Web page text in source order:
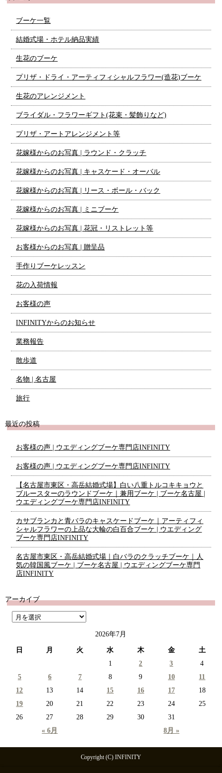
ブーケ一覧
結婚式場・ホテル納品実績
生花のブーケ
プリザ・ドライ・アーティフィシャルフラワー(造花)ブーケ
生花のアレンジメント
ブライダル・フラワーギフト(花束・髪飾りなど)
プリザ・アートアレンジメント等
花嫁様からのお写真 | ラウンド・クラッチ
花嫁様からのお写真 | キャスケード・オーバル
花嫁様からのお写真 | リース・ボール・バック
花嫁様からのお写真 | ミニブーケ
花嫁様からのお写真 | 花冠・リストレット等
お客様からのお写真 | 贈呈品
手作りブーケレッスン
花の入荷情報
お客様の声
INFINITYからのお知らせ
業務報告
散歩道
名物 | 名古屋
旅行
最近の投稿
お客様の声 | ウエディングブーケ専門店INFINITY
お客様の声 | ウエディングブーケ専門店INFINITY
【名古屋市東区・高岳結婚式場】白い八重トルコキキョウと
ブルースターのラウンドブーケ｜兼用ブーケ | ブーケ名古屋 |
ウエディングブーケ専門店INFINITY
カサブランカと青バラのキャスケードブーケ｜アーティフィ
シャルフラワーの上品な大輪の白百合ブーケ | ウエディング
ブーケ専門店INFINITY
名古屋市東区・高岳結婚式場｜白バラのクラッチブーケ｜人
気の韓国風ブーケ | ブーケ名古屋 | ウエディングブーケ専門
店INFINITY
アーカイブ
2026年7月
日 月 火 水 木 金 土
« 6月 8月 »
1 2 3
4
5
6 7 8 9 10
11
12
13 14 15 16 17
18
19
20 21 22 23 24
25
26
27 28 29 30 31
Copyright (C) INFINITY